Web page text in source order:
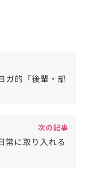
ガ的「後輩・部
次の記事
常に取り入れる